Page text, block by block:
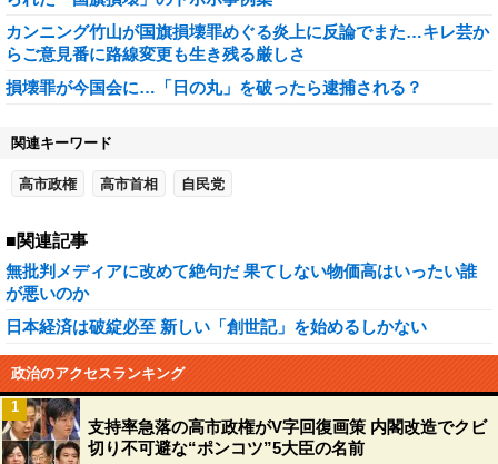
カンニング竹山が国旗損壊罪めぐる炎上に反論でまた…キレ芸か
らご意見番に路線変更も生き残る厳しさ
損壊罪が今国会に…「日の丸」を破ったら逮捕される？
関連キーワード
高市政権 高市首相 自民党
■関連記事
無批判メディアに改めて絶句だ 果てしない物価高はいったい誰
が悪いのか
日本経済は破綻必至 新しい「創世記」を始めるしかない
政治のアクセスランキング
支持率急落の高市政権がV字回復画策 内閣改造でクビ
切り不可避な“ポンコツ”5大臣の名前
1